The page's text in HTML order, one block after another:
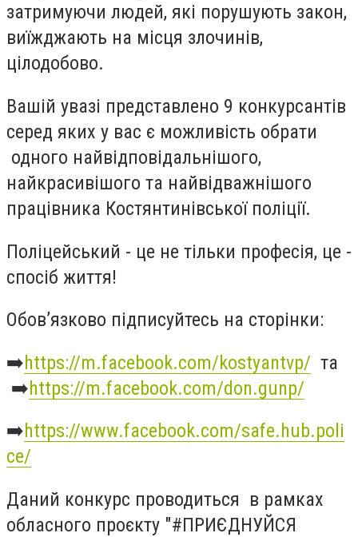
затримуючи людей, які порушують закон,
виїжджають на місця злочинів,
цілодобово.
Вашій увазі представлено 9 конкурсантів
серед яких у вас є можливість обрати
одного найвідповідальнішого,
найкрасивішого та найвідважнішого
працівника Костянтинівської поліції.
Поліцейський‍ - це не тільки професія, це -
спосіб життя‍‍‍!
Обов’язково підписуйтесь на сторінки:
➡️https://m.facebook.com/kostyantvp/ та
➡️https://m.facebook.com/don.gunp/
➡️https://www.facebook.com/safe.hub.poli
ce/
Даний конкурс проводиться в рамках
обласного проєкту️‍ "#ПРИЄДНУЙСЯ